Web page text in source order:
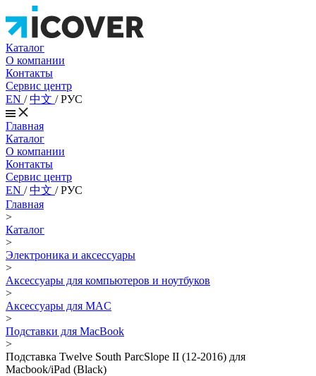
Каталог
О компании
Контакты
Сервис центр
EN /中文 /РУС
Главная
Каталог
О компании
Контакты
Сервис центр
EN /中文 /РУС
Главная
>
Каталог
>
Электроника и аксессуары
>
Аксессуары для компьютеров и ноутбуков
>
Аксессуары для MAC
>
Подставки для MacBook
>
Подставка Twelve South ParcSlope II (12-2016) для
Macbook/iPad (Black)